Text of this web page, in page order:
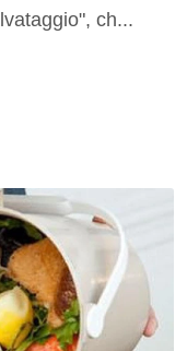
ch...